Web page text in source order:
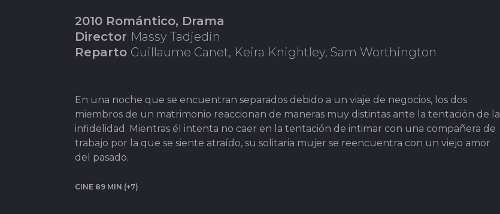
2010 Romántico, Drama
Director Massy Tadjedin
Reparto Guillaume Canet, Keira Knightley, Sam Worthington
En una noche que se encuentran separados debido a un viaje de negocios, los dos
miembros de un matrimonio reaccionan de maneras muy distintas ante la tentación de la
infidelidad. Mientras él intenta no caer en la tentación de intimar con una compañera de
trabajo por la que se siente atraído, su solitaria mujer se reencuentra con un viejo amor
del pasado.
CINE 89 MIN (+7)